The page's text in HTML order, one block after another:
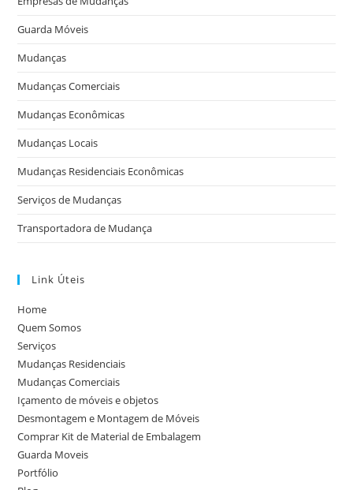
Guarda Móveis
Mudanças
Mudanças Comerciais
Mudanças Econômicas
Mudanças Locais
Mudanças Residenciais Econômicas
Serviços de Mudanças
Transportadora de Mudança
Link Úteis
Home
Quem Somos
Serviços
Mudanças Residenciais
Mudanças Comerciais
Içamento de móveis e objetos
Desmontagem e Montagem de Móveis
Comprar Kit de Material de Embalagem
Guarda Moveis
Portfólio